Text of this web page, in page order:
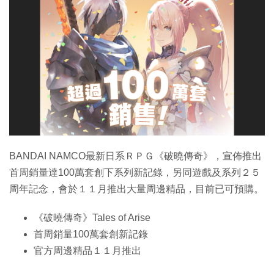
生成式AI與雲端應用
Enterprise Digital Transformation
BANDAI NAMCO最新日系ＲＰＧ《破曉傳奇》，宣佈推出
首周銷量達100萬套創下系列新記錄，另同遊戲及系列２５
周年記念，會於１１月推出大量周邊精品，目前已可預購。
《破曉傳奇》Tales of Arise
首周銷量100萬套創新記錄
官方周邊精品１１月推出